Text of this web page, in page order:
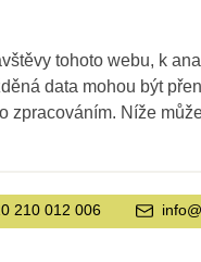
210 012 006
tohoto webu, k
data mohou být
zpracováním. Níže